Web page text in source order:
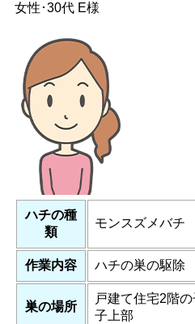
女性･30代 E様
ハチの種
類
モンスズメバチ
作業内容 ハチの巣の駆除
巣の場所
戸建て住宅2階
子上部